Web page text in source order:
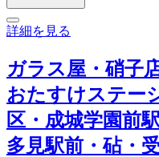
詳細を見る
ガラス屋・硝子
おたすけステー
区・成城学園前
多見駅前・砧・